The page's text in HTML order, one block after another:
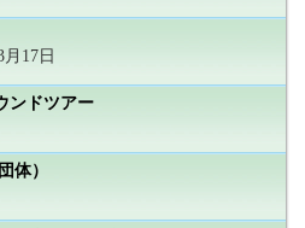
17日
ンドツアー
体）